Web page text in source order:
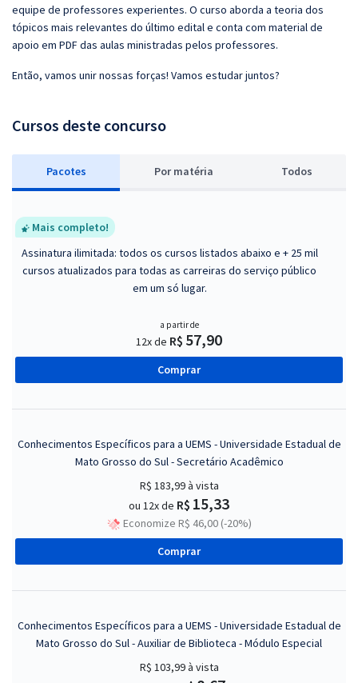
equipe de professores experientes. O curso aborda a teoria dos
tópicos mais relevantes do último edital e conta com material de
apoio em PDF das aulas ministradas pelos professores.
Então, vamos unir nossas forças! Vamos estudar juntos?
Cursos deste concurso
Pacotes Por matéria Todos
Mais completo!
Assinatura ilimitada: todos os cursos listados abaixo e + 25 mil
cursos atualizados para todas as carreiras do serviço público
em um só lugar.
a partir de
12x de R$ 57,90
Comprar
Conhecimentos Específicos para a UEMS - Universidade Estadual de
Mato Grosso do Sul - Secretário Acadêmico
R$ 183,99à vista
ou 12x de R$ 15,33
Economize R$ 46,00 (-20%)
Comprar
Conhecimentos Específicos para a UEMS - Universidade Estadual de
Mato Grosso do Sul - Auxiliar de Biblioteca - Módulo Especial
R$ 103,99à vista